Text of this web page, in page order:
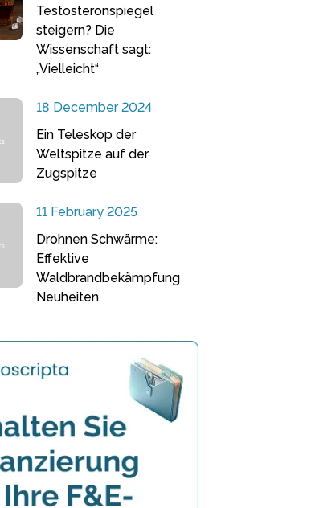
Testosteronspiegel
steigern? Die
Wissenschaft sagt:
„Vielleicht“
18 December 2024
Ein Teleskop der
Weltspitze auf der
Zugspitze
11 February 2025
Drohnen Schwärme:
Effektive
Waldbrandbekämpfung
Neuheiten